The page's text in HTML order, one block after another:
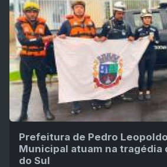
Prefeitura de Pedro
Municipal atuam na tragédia
do Sul